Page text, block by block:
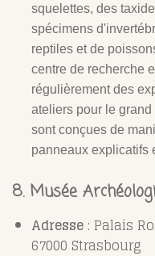
squelettes, des
spécimens
reptiles et de
centre de recherche
régulièrement des
ateliers pour le
sont conçues de
panneaux explicatifs
8. Musée
Adresse : Palais
67000 Strasbourg